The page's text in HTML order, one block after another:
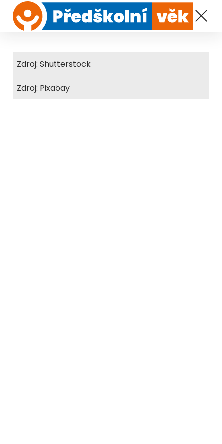
Zdroj: Shutterstock
Zdroj: Pixabay